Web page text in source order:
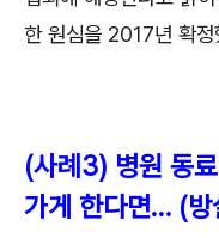
한 원심을 2017년 확
(사례 3) 병원 동
가게 한다면… (